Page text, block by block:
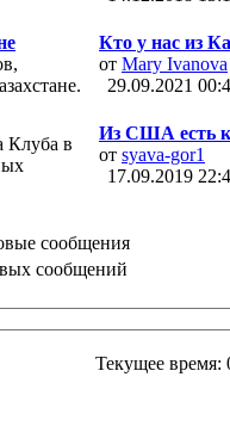
Кто у нас из
от Mary Ivanova
29.09.2021
Клуба в
Из США есть
от syava-gor1
17.09.2019
сообщения
сообщений
Текущее время: